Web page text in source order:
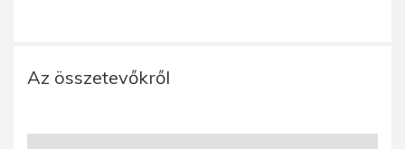
Az összetevőkről